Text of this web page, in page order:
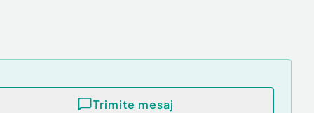
Trimite mesaj